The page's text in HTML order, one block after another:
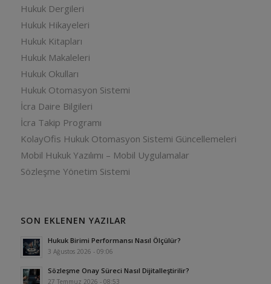
Hukuk Dergileri
Hukuk Hikayeleri
Hukuk Kitapları
Hukuk Makaleleri
Hukuk Okulları
Hukuk Otomasyon Sistemi
İcra Daire Bilgileri
İcra Takip Programı
KolayOfis Hukuk Otomasyon Sistemi Güncellemeleri
Mobil Hukuk Yazılımı – Mobil Uygulamalar
Sözleşme Yönetim Sistemi
SON EKLENEN YAZILAR
Hukuk Birimi Performansı Nasıl Ölçülür?
3 Ağustos 2026 - 09:06
Sözleşme Onay Süreci Nasıl Dijitalleştirilir?
27 Temmuz 2026 - 08:53